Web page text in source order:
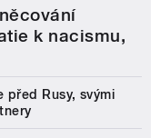
k nacismu,
před Rusy, svými